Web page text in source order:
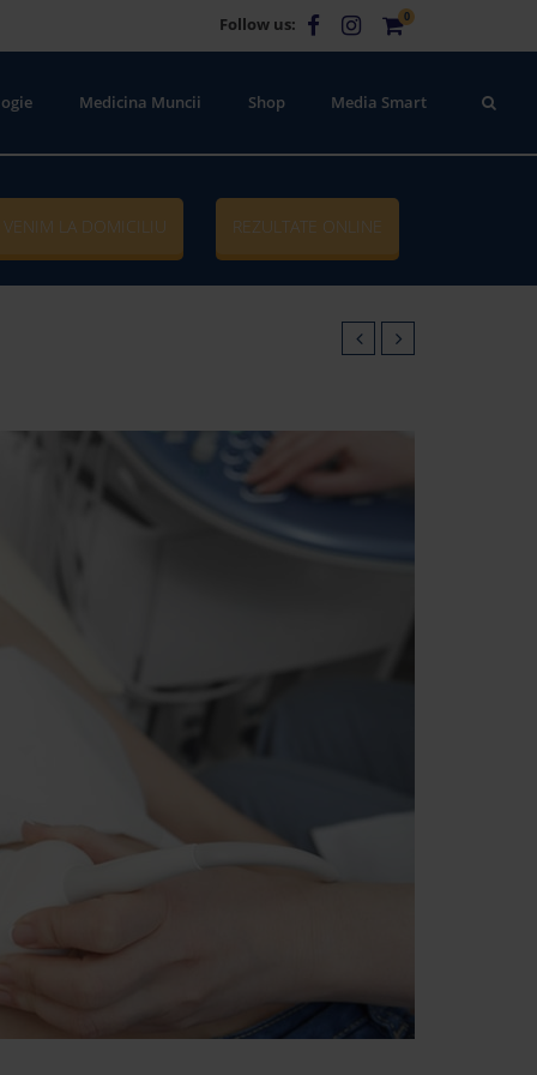
Follow us: 0
Medicina Muncii Shop Media Smart
VENIM LA DOMICILIU REZULTATE ONLINE